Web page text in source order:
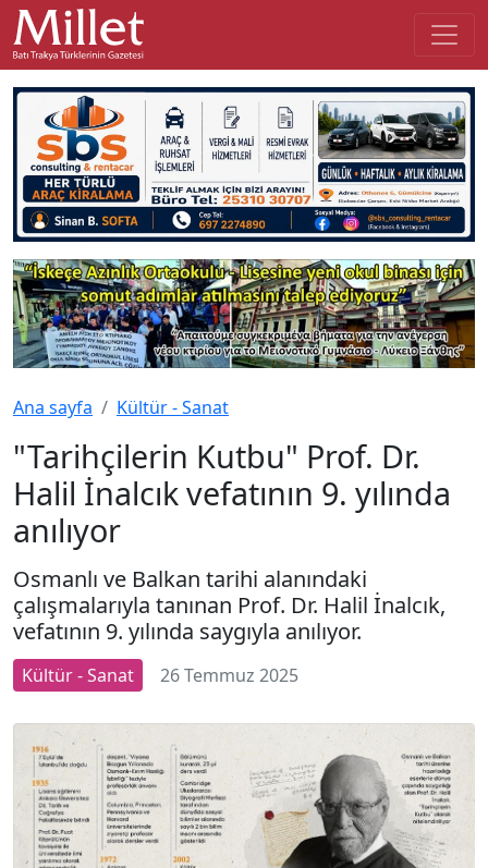
Ana sayfa Kültür - Sanat
"Tarihçilerin Kutbu" Prof. Dr.
Halil İnalcık vefatının 9. yılında
anılıyor
Osmanlı ve Balkan tarihi alanındaki
çalışmalarıyla tanınan Prof. Dr. Halil İnalcık,
vefatının 9. yılında saygıyla anılıyor.
Kültür - Sanat 26 Temmuz 2025